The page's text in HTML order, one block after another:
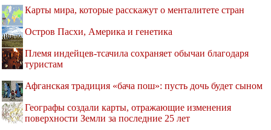
Карты мира, которые расскажут о менталитете стран
Остров Пасхи, Америка и генетика
Племя индейцев-тсачила сохраняет обычаи благодаря
туристам
Афганская традиция «бача пош»: пусть дочь будет сыном
Географы создали карты, отражающие изменения
поверхности Земли за последние 25 лет